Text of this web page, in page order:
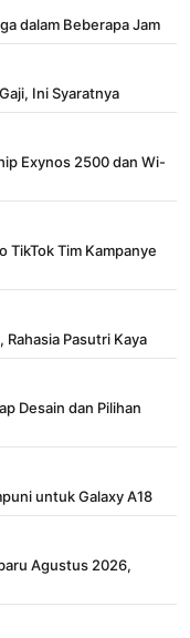
dalam Beberapa Jam
Ini Syaratnya
Exynos 2500 dan Wi-
TikTok Tim Kampanye
Pasutri Kaya
Desain dan Pilihan
untuk Galaxy A18
Agustus 2026,